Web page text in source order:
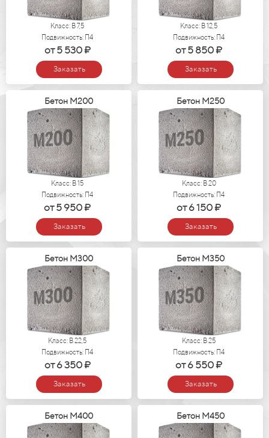
Класс: В 7,5
Подвижность: П4
от 5 530 ₽
Заказать
Класс: В 12,5
Подвижность: П4
от 5 850 ₽
Заказать
Бетон М200
Класс: В 15
Подвижность: П4
от 5 950 ₽
Заказать
Бетон М250
Класс: В 20
Подвижность: П4
от 6 150 ₽
Заказать
Бетон М300
Класс: В 22,5
Подвижность: П4
от 6 350 ₽
Заказать
Бетон М350
Класс: В 25
Подвижность: П4
от 6 550 ₽
Заказать
Бетон М400 Бетон М450